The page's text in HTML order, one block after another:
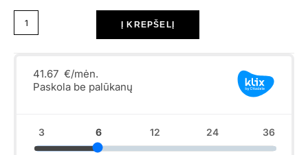
Į KREPŠELĮ